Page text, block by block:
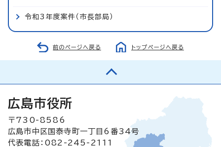
令和3年度案件（市長部局）
前のページへ戻る トップページへ戻る
広島市役所
〒730-8586
広島市中区国泰寺町一丁目6番34号
代表電話：082-245-2111